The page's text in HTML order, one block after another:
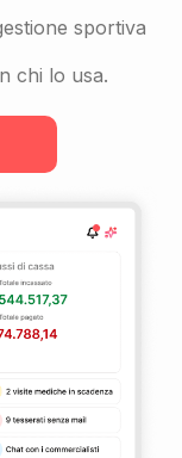
sportiva
chi lo usa.